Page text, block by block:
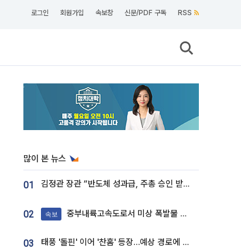
로그인 회원가입 속보창 신문/PDF 구독 RSS
많이 본 뉴스
01 김정관 장관 “반도체 성과급, 주총 승인 받도록”…상법·자본시장법 개정 시사
02 속보 중부내륙고속도로서 미상 폭발물 발견
03 태풍 '돌핀' 이어 '찬홈' 등장…예상 경로에 한국 '한숨'